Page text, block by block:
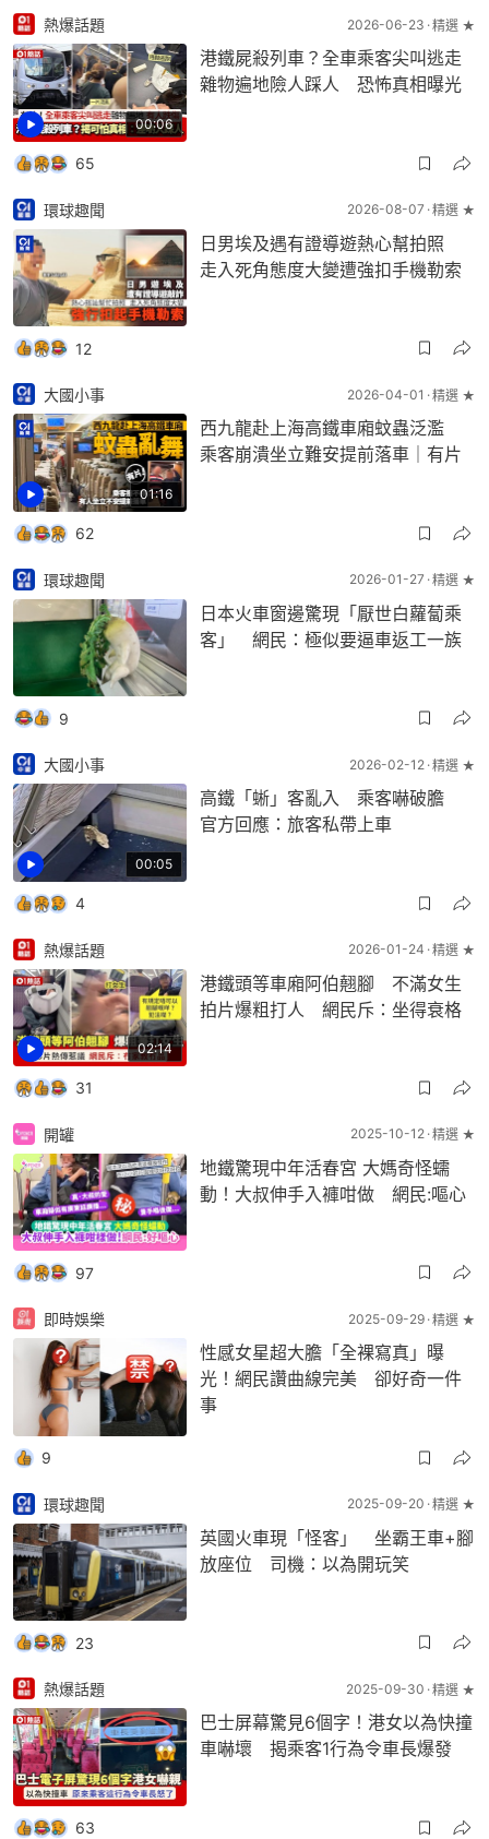
00:06
熱爆話題 2026-06-23 精選 ★
港鐵屍殺列車？全車乘客尖叫逃走
雜物遍地險人踩人 恐怖真相曝光
65
環球趣聞 2026-08-07 精選 ★
日男埃及遇有證導遊熱心幫拍照
走入死角態度大變遭強扣手機勒索
12
01:16
大國小事 2026-04-01 精選 ★
西九龍赴上海高鐵車廂蚊蟲泛濫
乘客崩潰坐立難安提前落車｜有片
62
環球趣聞 2026-01-27 精選 ★
日本火車窗邊驚現「厭世白蘿蔔乘
客」 網民：極似要逼車返工一族
9
00:05
大國小事 2026-02-12 精選 ★
高鐵「蜥」客亂入 乘客嚇破膽
官方回應：旅客私帶上車
4
02:14
熱爆話題 2026-01-24 精選 ★
港鐵頭等車廂阿伯翹腳 不滿女生
拍片爆粗打人 網民斥：坐得衰格
31
開罐 2025-10-12 精選 ★
地鐵驚現中年活春宮 大媽奇怪蠕
動！大叔伸手入褲咁做 網民:嘔心
97
即時娛樂 2025-09-29 精選 ★
性感女星超大膽「全裸寫真」曝
光！網民讚曲線完美 卻好奇一件
事
9
環球趣聞 2025-09-20 精選 ★
英國火車現「怪客」 坐霸王車+腳
放座位 司機：以為開玩笑
23
熱爆話題 2025-09-30 精選 ★
巴士屏幕驚見6個字！港女以為快撞
車嚇壞 揭乘客1行為令車長爆發
63